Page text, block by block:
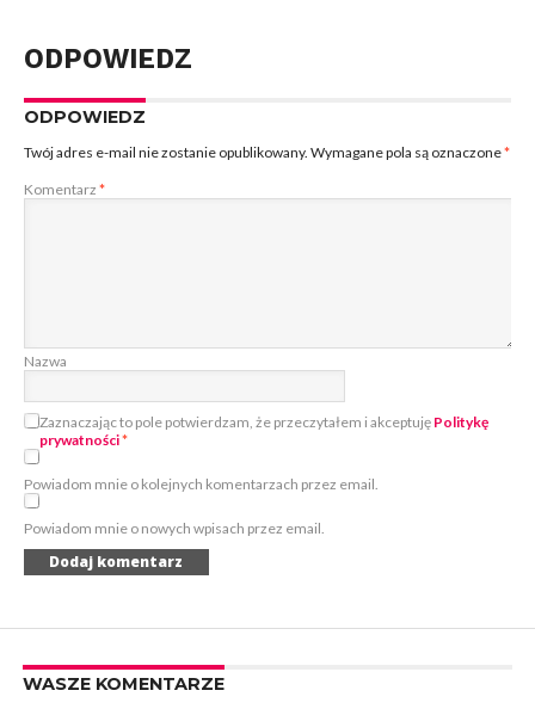
ODPOWIEDZ
ODPOWIEDZ
Twój adres e-mail nie zostanie opublikowany. Wymagane pola są oznaczone*
Komentarz *
Nazwa
Zaznaczając to pole potwierdzam, że przeczytałem i akceptuję Politykę
prywatności*
Powiadom mnie o kolejnych komentarzach przez email.
Powiadom mnie o nowych wpisach przez email.
WASZE KOMENTARZE